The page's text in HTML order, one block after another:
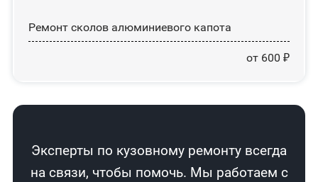
Ремонт сколов алюминиевого капота
от 600 ₽
Эксперты по кузовному ремонту всегда
на связи, чтобы помочь. Мы работаем с